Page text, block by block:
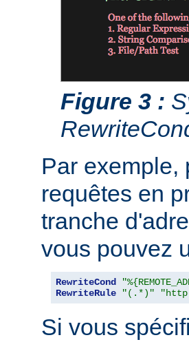
Figure 3 :
Par exemple,
requêtes en
tranche
vous pouvez
RewriteCond
RewriteRule
"(.*)"
Si vous